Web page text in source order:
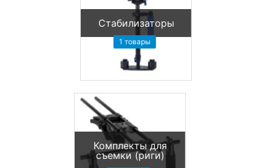
Стабилизаторы
1 товары
Комплекты для
съемки (риги)